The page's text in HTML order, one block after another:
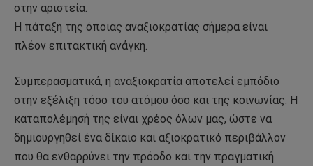
στην αριστεία.
Η πάταξη της όποιας αναξιοκρατίας σήμερα είναι
πλέον επιτακτική ανάγκη.
Συμπερασματικά, η αναξιοκρατία αποτελεί εμπόδιο
στην εξέλιξη τόσο του ατόμου όσο και της κοινωνίας. Η
καταπολέμησή της είναι χρέος όλων μας, ώστε να
δημιουργηθεί ένα δίκαιο και αξιοκρατικό περιβάλλον
που θα ενθαρρύνει την πρόοδο και την πραγματική